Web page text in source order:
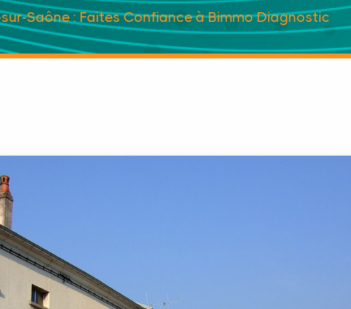
Saône : Faites Confiance à Bimmo Diagnostic